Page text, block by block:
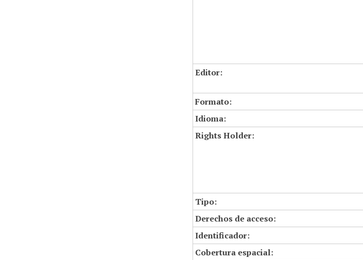
Editor:
Formato:
Idioma:
Rights Holder:
Tipo:
Derechos de acceso:
Identificador:
Cobertura espacial: